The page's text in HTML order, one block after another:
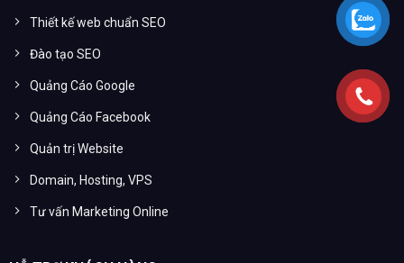
Thiết kế web chuẩn SEO
Đào tạo SEO
Quảng Cáo Google
Quảng Cáo Facebook
Quản trị Website
Domain, Hosting, VPS
Tư vấn Marketing Online